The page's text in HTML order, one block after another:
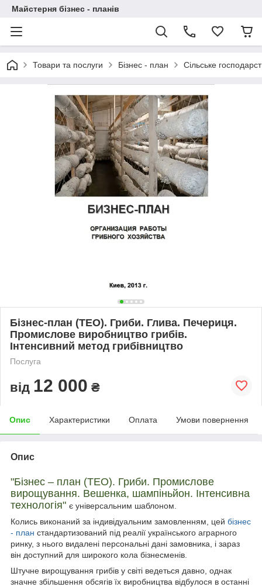
Майстерня бізнес - планів
Товари та послуги Бізнес - план Сільське
Бізнес-план (ТЕО). Гриби. Глива. Печериця.
Промислове виробництво грибів.
Інтенсивний метод грибівництво
Послуга
від 12 000 ₴
Опис Характеристики Оплата Умови повернення
Опис
"Бізнес – план (ТЕО). Гриби. Промислове
вирощування. Вешенка, шампіньйон. Інтенсивна
технологія" є універсальним шаблоном.
Колись виконаний за індивідуальним замовленням, цей бізнес
- план стандартизований під реалії українського аграрного
ринку, з нього видалені персональні дані замовника, і зараз
він доступний для широкого кола бізнесменів.
Штучне вирощування грибів у світі ведеться давно, однак
значне збільшення обсягів їх виробництва відбулося в останні